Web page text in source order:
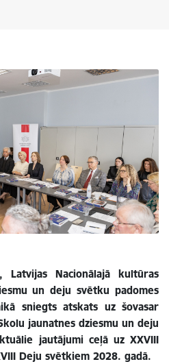
Latvijas Nacionālajā kultūras
un deju svētku padomes
sniegts atskats uz šovasar
jaunatnes dziesmu un deju
jautājumi ceļā uz XXVIII
Deju svētkiem 2028. gadā.